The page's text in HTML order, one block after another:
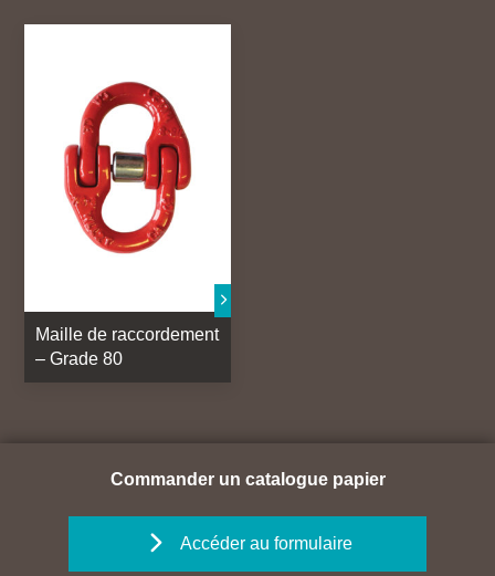
Maille de raccordement
– Grade 80
Commander un catalogue papier
Accéder au formulaire